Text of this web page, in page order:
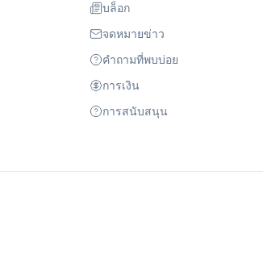
บล็อก
จดหมายข่าว
คำถามที่พบบ่อย
การเงิน
การสนับสนุน